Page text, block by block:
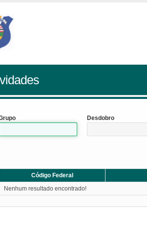
Desdobro
Código Federal
Nenhum resultado encontrado!